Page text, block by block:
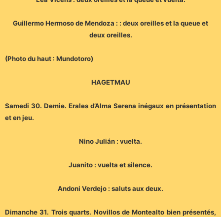
Guillermo Hermoso de Mendoza : : deux oreilles et la queue et
deux oreilles.
(Photo du haut : Mundotoro)
HAGETMAU
Samedi 30. Demie. Erales d’Alma Serena inégaux en présentation
et en jeu.
Nino Julián : vuelta.
Juanito : vuelta et silence.
Andoni Verdejo : saluts aux deux.
Dimanche 31. Trois quarts. Novillos de Montealto bien présentés,